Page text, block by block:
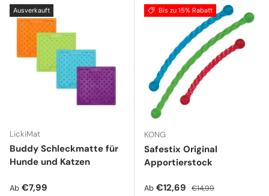
Ausverkauft
LickiMat
Buddy Schleckmatte für
Hunde und Katzen
Normaler Preis
Ab €7,99
Bis zu 15% Rabatt
KONG
Safestix Original
Apportierstock
Verkaufspreis
Ab €12,69 Normaler Preis
€14,99